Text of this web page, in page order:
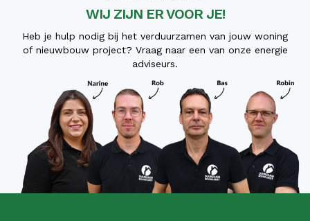
WIJ ZIJN ER VOOR JE!
Heb je hulp nodig bij het verduurzamen van jouw woning
of nieuwbouw project? Vraag naar een van onze energie
adviseurs.